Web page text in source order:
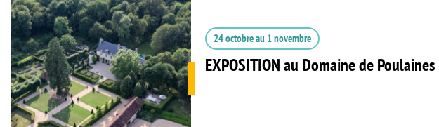
24 octobreau 1 novembre
EXPOSITION au Domaine de Poulaines